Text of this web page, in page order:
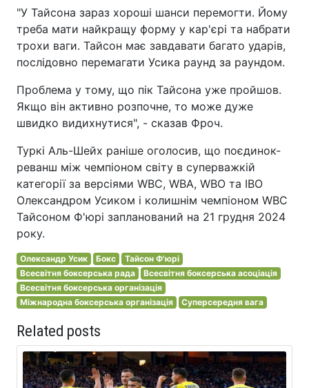
"У Тайсона зараз хороші шанси перемогти. Йому
треба мати найкращу форму у кар'єрі та набрати
трохи ваги. Тайсон має завдавати багато ударів,
послідовно перемагати Усика раунд за раундом.
Проблема у тому, що пік Тайсона уже пройшов.
Якщо він активно розпочне, то може дуже
швидко видихнутися", - сказав Фроч.
Туркі Аль-Шейх раніше оголосив, що поєдинок-
реванш між чемпіоном світу в суперважкій
категорії за версіями WBC, WBA, WBO та IBO
Олександром Усиком і колишнім чемпіоном WBC
Тайсоном Ф'юрі запланований на 21 грудня 2024
року.
Олександр Усик Бокс
Тайсон Ф'юрі
Всесвітня боксерська рада
Всесвітня боксерська асоціація
Всесвітня боксерська організація
Міжнародна боксерська організація
Суперсередня вага
Related posts